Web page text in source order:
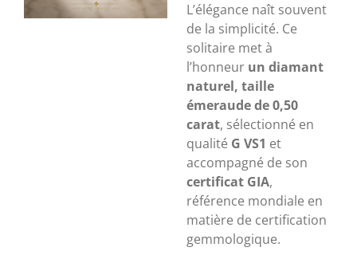
L’élégance naît souvent
de la simplicité. Ce
solitaire met à
l’honneur un diamant
naturel, taille
émeraude de0,50
carat, sélectionné en
qualité G VS1 et
accompagné de son
certificat GIA,
référence mondiale en
matière de certification
gemmologique.